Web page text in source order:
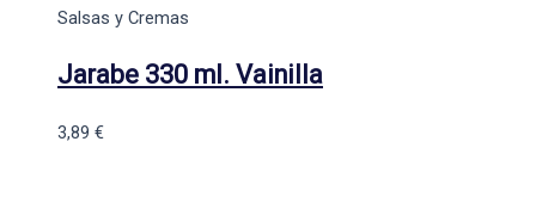
Salsas y Cremas
Jarabe 330 ml. Vainilla
3,89 €